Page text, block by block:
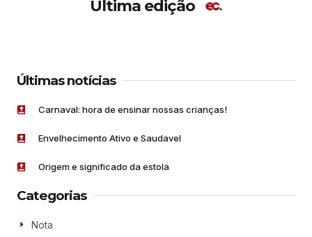
Última edição
Últimas notícias
Carnaval: hora de ensinar nossas crianças!
Envelhecimento Ativo e Saudavel
Origem e significado da estola
Categorias
Nota